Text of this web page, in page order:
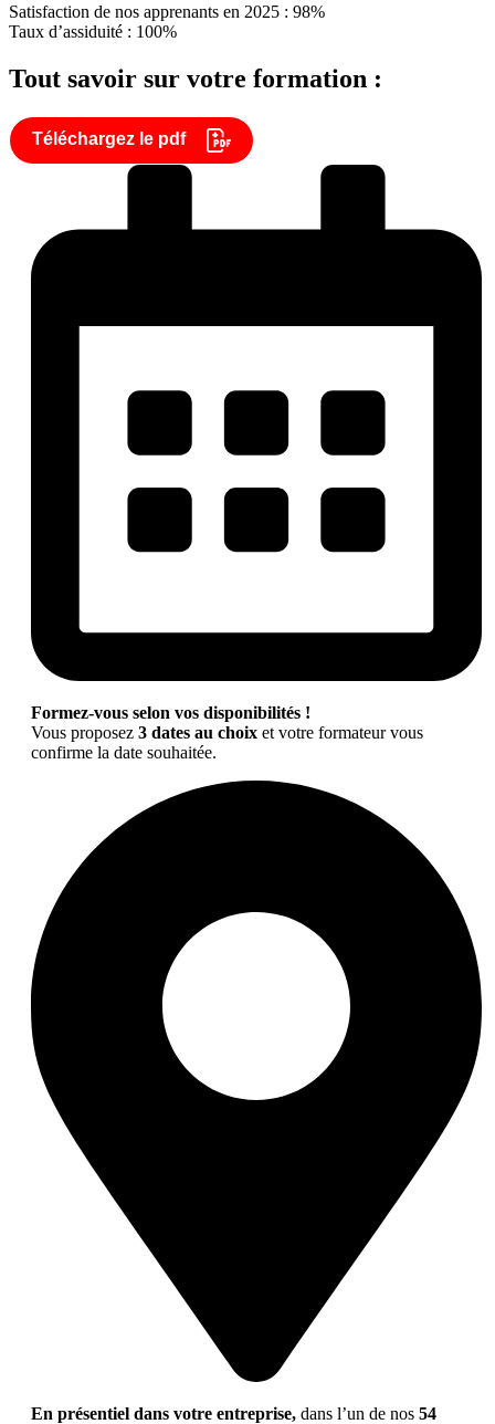
Satisfaction de nos apprenants en 2025 : 98%
Taux d’assiduité : 100%
Tout savoir sur votre formation :
Téléchargez le pdf
Formez-vous selon vos disponibilités !
Vous proposez 3 dates au choix et votre formateur vous
confirme la date souhaitée.
En présentiel dans votre entreprise, dans l’un de nos 54